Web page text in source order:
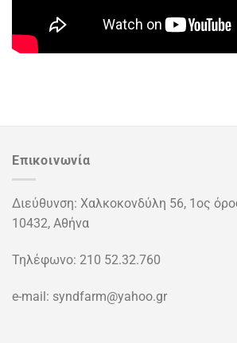
Επικοινωνία
Διεύθυνση: Χαλκοκονδύλη 56, 1ος
10432, Αθήνα
Τηλέφωνο: 210 52.32.760
e-mail: syndfarm@yahoo.gr